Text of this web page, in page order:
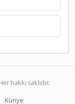
hakkı saklıdır.
Künye